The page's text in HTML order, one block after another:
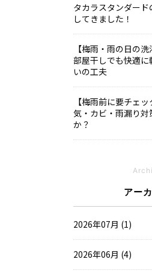
タカラスタンダー
してきました！
【梅雨・雨の日の
部屋干しでも快適に
いの工夫
【梅雨前に要チェ
気・カビ・雨漏り対
か？
アー
2026年07月 (1)
2026年06月 (4)